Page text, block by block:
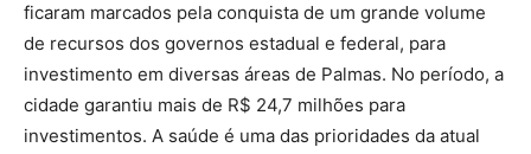
ficaram marcados pela conquista de um grande volume
de recursos dos governos estadual e federal, para
investimento em diversas áreas de Palmas. No período, a
cidade garantiu mais de R$ 24,7 milhões para
investimentos. A saúde é uma das prioridades da atual